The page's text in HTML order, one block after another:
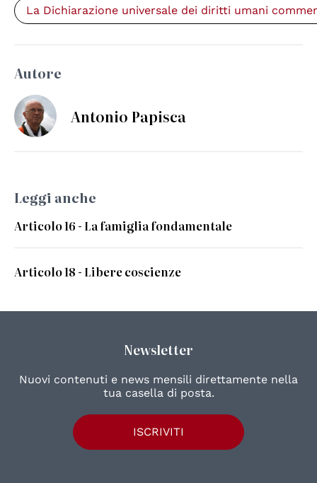
La Dichiarazione universale dei diritti umani
Autore
Antonio Papisca
Leggi anche
Articolo 16 - La famiglia fondamentale
Articolo 18 - Libere coscienze
Newsletter
Nuovi contenuti e news mensili direttamente nella
tua casella di posta.
ISCRIVITI